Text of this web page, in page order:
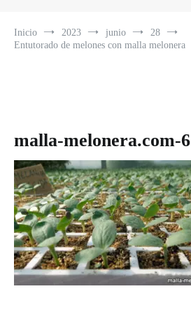
Inicio 2023 junio
28
Entutorado de melones con malla melonera
malla-melonera.com-6